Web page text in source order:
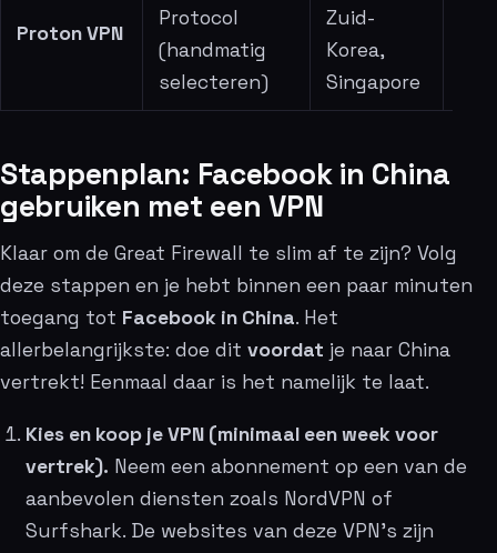
Proton VPN
Protocol
(handmatig
selecteren)
Zuid-
Korea,
Singapore
Stappenplan: Facebook in China
gebruiken met een VPN
Klaar om de Great Firewall te slim af te zijn? Volg
deze stappen en je hebt binnen een paar minuten
toegang tot Facebook in China. Het
allerbelangrijkste: doe dit voordat je naar China
vertrekt! Eenmaal daar is het namelijk te laat.
Kies en koop je VPN (minimaal een week voor
vertrek). Neem een abonnement op een van de
aanbevolen diensten zoals NordVPN of
Surfshark. De websites van deze VPN’s zijn